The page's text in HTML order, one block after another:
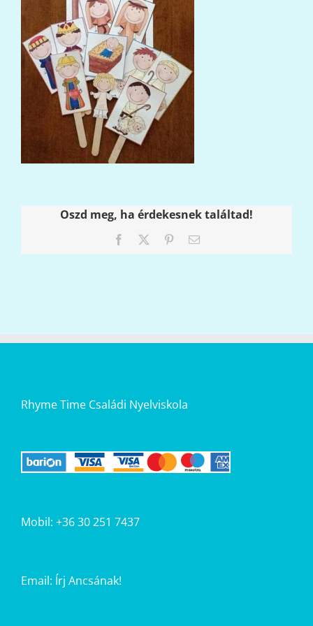
Oszd meg, ha érdekesnek találtad!
Facebook PinterestEmail:
Rhyme Time Családi Nyelviskola
Mobil: +36 30 251 7437
Email: Írj Ancsának!